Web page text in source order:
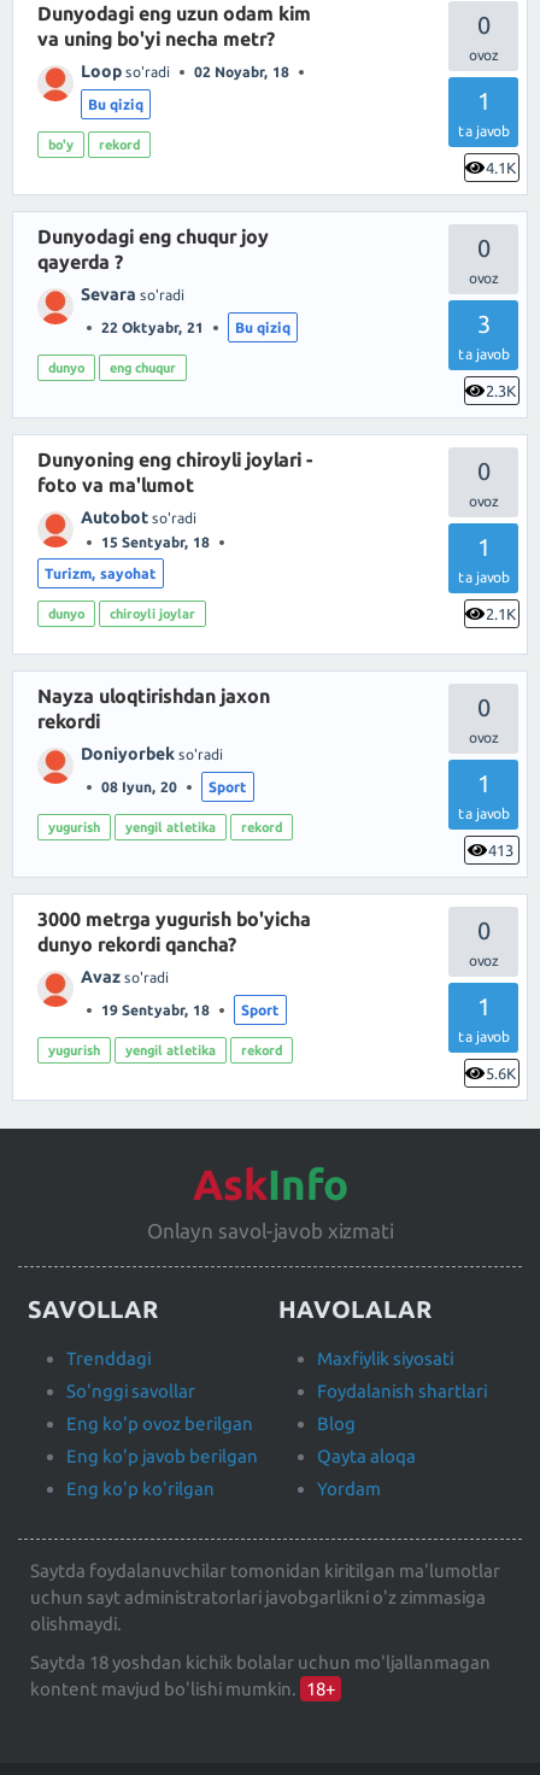
0
1
ta javob
4.1K
Dunyodagi eng uzun odam kim
va uning bo'yi necha metr?
Loop so'radi 02 Noyabr, 18
Bu qiziq
bo'y rekord
0
3
ta javob
2.3K
Dunyodagi eng chuqur joy
qayerda ?
Sevara so'radi
22 Oktyabr, 21 Bu qiziq
dunyo eng chuqur
0
1
ta javob
2.1K
Dunyoning eng chiroyli joylari -
foto va ma'lumot
Autobot so'radi
15 Sentyabr, 18
Turizm, sayohat
dunyo chiroyli joylar
0
1
ta javob
413
Nayza uloqtirishdan jaxon
rekordi
Doniyorbek so'radi
08 Iyun, 20 Sport
yugurish yengil atletika rekord
0
1
ta javob
5.6K
3000 metrga yugurish bo'yicha
dunyo rekordi qancha?
Avaz so'radi
19 Sentyabr, 18 Sport
yugurish yengil atletika rekord
AskInfo
Onlayn savol-javob xizmati
SAVOLLAR
Trenddagi
So'nggi savollar
Eng ko'p ovoz berilgan
Eng ko'p javob berilgan
Eng ko'p ko'rilgan
HAVOLALAR
Maxfiylik siyosati
Foydalanish shartlari
Blog
Qayta aloqa
Yordam
Saytda foydalanuvchilar tomonidan kiritilgan ma'lumotlar
uchun sayt administratorlari javobgarlikni o'z zimmasiga
olishmaydi.
Saytda 18 yoshdan kichik bolalar uchun mo'ljallanmagan
kontent mavjud bo'lishi mumkin. 18+